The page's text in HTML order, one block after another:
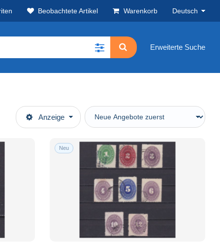
Beobachtete Artikel Warenkorb Deutsch
Erweiterte Suche
Anzeige
Neu